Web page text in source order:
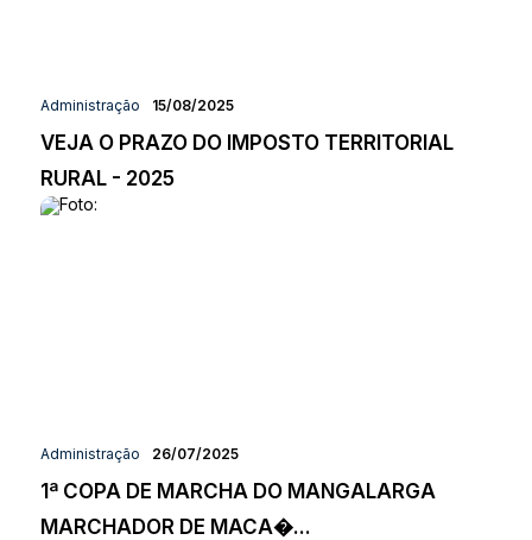
Administração 15/08/2025
VEJA O PRAZO DO IMPOSTO TERRITORIAL
RURAL - 2025
Administração 26/07/2025
1ª COPA DE MARCHA DO MANGALARGA
MARCHADOR DE MACA�...